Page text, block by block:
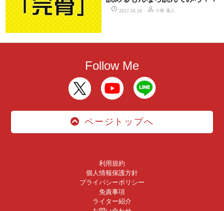
2017.04.16 小林 逸人
Follow Me
ページトップへ
利用規約
個人情報保護方針
プライバシーポリシー
免責事項
ライター紹介